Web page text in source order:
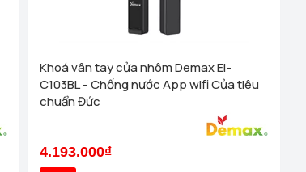
Khoá vân tay cửa nhôm Demax El-
C103BL - Chống nước App wifi Của tiêu
chuẩn Đức
4.193.000₫